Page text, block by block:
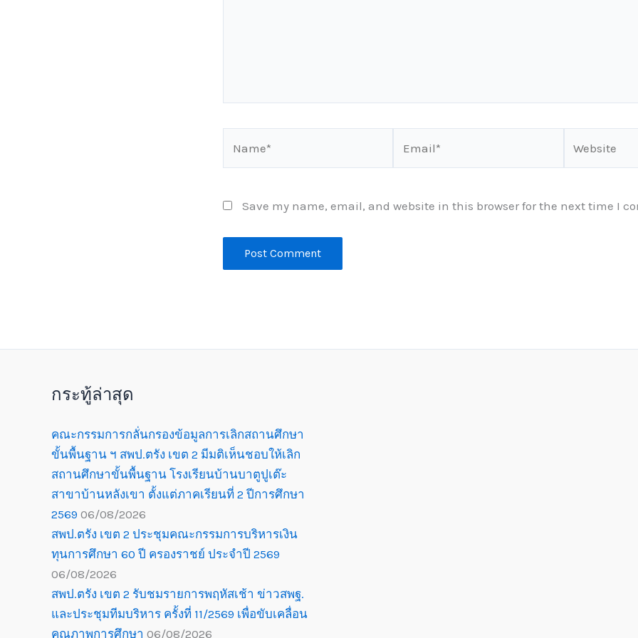
Save my name, email, and website in this browser for the next time I
กระทู้ล่าสุด
คณะกรรมการกลั่นกรองข้อมูลการเลิกสถานศึกษา
ขั้นพื้นฐาน ฯ สพป.ตรัง เขต 2 มีมติเห็นชอบให้เลิก
สถานศึกษาขั้นพื้นฐาน โรงเรียนบ้านบาตูปูเต๊ะ
สาขาบ้านหลังเขา ตั้งแต่ภาคเรียนที่ 2 ปีการศึกษา
2569 06/08/2026
สพป.ตรัง เขต 2 ประชุมคณะกรรมการบริหารเงิน
ทุนการศึกษา 60 ปี ครองราชย์ ประจำปี 2569
06/08/2026
สพป.ตรัง เขต 2 รับชมรายการพฤหัสเช้า ข่าวสพฐ.
และประชุมทีมบริหาร ครั้งที่ 11/2569 เพื่อขับเคลื่อน
คุณภาพการศึกษา 06/08/2026